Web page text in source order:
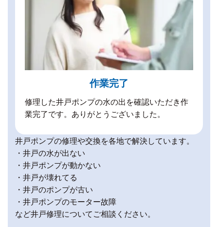
作業完了
修理した井戸ポンプの水の出を確認いただき作
業完了です。ありがとうございました。
井戸ポンプの修理や交換を各地で解決しています。
・井戸の水が出ない
・井戸ポンプが動かない
・井戸が壊れてる
・井戸のポンプが古い
・井戸ポンプのモーター故障
など井戸修理についてご相談ください。